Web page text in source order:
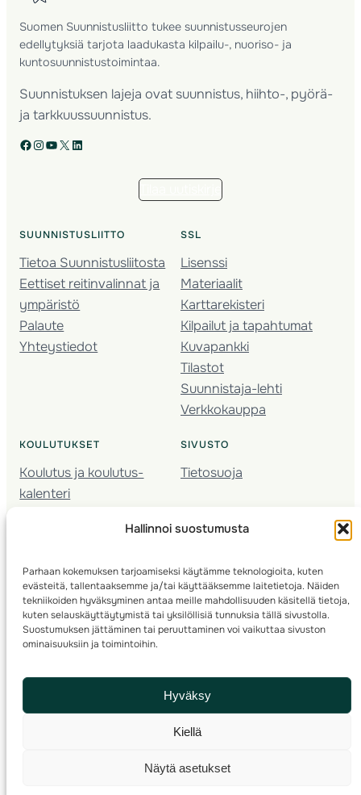
Hallinnoi suostumusta
Parhaan kokemuksen tarjoamiseksi käytämme teknologioita, kuten
evästeitä, tallentaaksemme ja/tai käyttääksemme laitetietoja. Näiden
tekniikoiden hyväksyminen antaa meille mahdollisuuden käsitellä tietoja,
kuten selauskäyttäytymistä tai yksilöllisiä tunnuksia tällä sivustolla.
Suostumuksen jättäminen tai peruuttaminen voi vaikuttaa sivuston
ominaisuuksiin ja toimintoihin.
Hyväksy
Kiellä
Näytä asetukset
Suomen Suunnistusliitto tukee suunnistusseurojen
edellytyksiä tarjota laadukasta kilpailu-, nuoriso- ja
kuntosuunnistustoimintaa.
Suunnistuksen lajeja ovat suunnistus, hiihto-, pyörä-
ja tarkkuussuunnistus.
Facebook Instagram YouTube X LinkedIn
SUUNNISTUSLIITTO
Tietoa Suunnistusliitosta
Eettiset reitinvalinnat ja
ympäristö
Palaute
Yhteystiedot
SSL
Lisenssi
Materiaalit
Karttarekisteri
Kilpailut ja tapahtumat
Kuvapankki
Tilastot
Suunnistaja-lehti
Verkkokauppa
KOULUTUKSET
Koulutus ja koulutus­
kalenteri
Seura­kehittäminen
Kartoitus
Ratamestari
SIVUSTO
Tietosuoja
© 2025 ·Suomen Suunnistusliitto· Valimotie 10, 00380 Helsinki, Finland
info(a)suunnistusliitto.fi,Rastilipun asiat: rastilippu(a)suunnistusliitto.fi
Kilpailut ja kuntorastit – Rastilippu:::Rastilipun ohjeet